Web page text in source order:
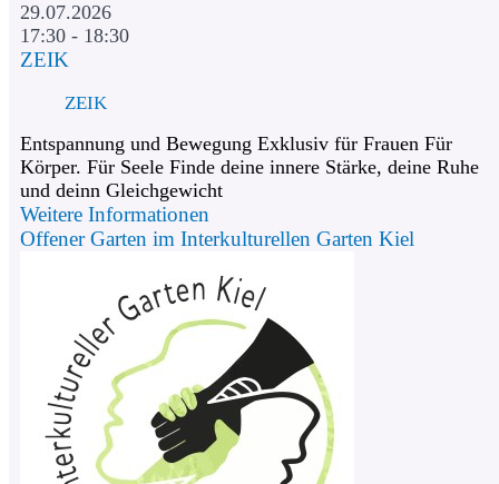
29.07.2026
17:30 - 18:30
ZEIK
ZEIK
Entspannung und Bewegung Exklusiv für Frauen Für
Körper. Für Seele Finde deine innere Stärke, deine Ruhe
und deinn Gleichgewicht
Weitere Informationen
Offener Garten im Interkulturellen Garten Kiel